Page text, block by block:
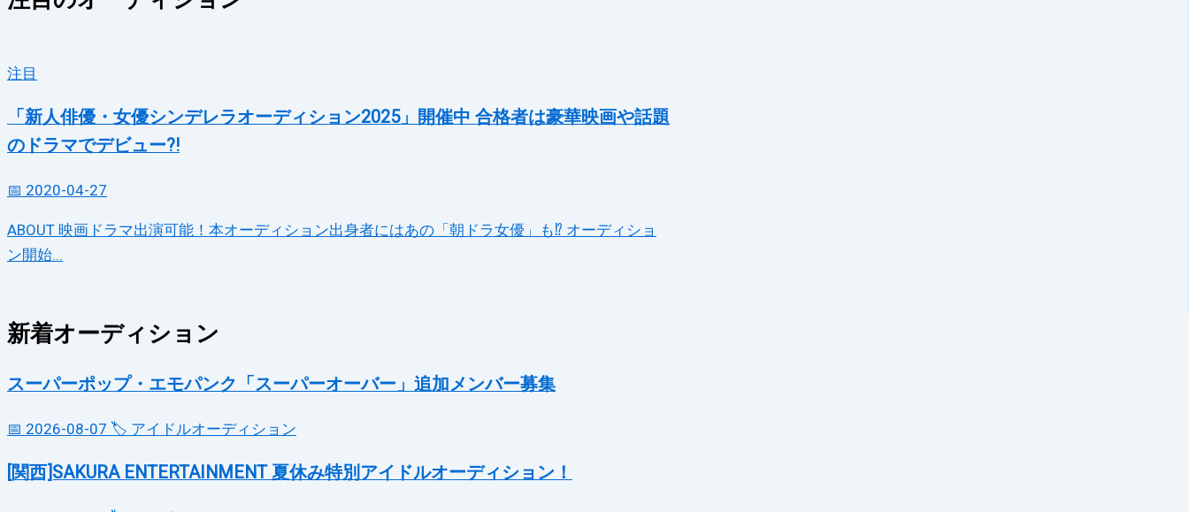
注目
「新人俳優・女優シンデレラオーディション2025」開催中 合格者は豪華映画や話題
のドラマでデビュー?!
📅 2020-04-27
ABOUT 映画ドラマ出演可能！本オーディション出身者にはあの「朝ドラ女優」も⁉ オーディショ
ン開始...
新着オーディション
スーパーポップ・エモパンク「スーパーオーバー」追加メンバー募集
📅 2026-08-07 🏷️ アイドルオーディション
[関西]SAKURA ENTERTAINMENT 夏休み特別アイドルオーディション！